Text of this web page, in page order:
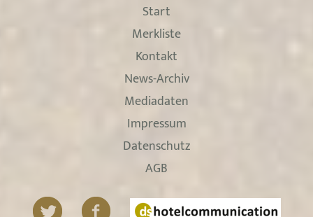
Start
Merkliste
Kontakt
News-Archiv
Mediadaten
Impressum
Datenschutz
AGB